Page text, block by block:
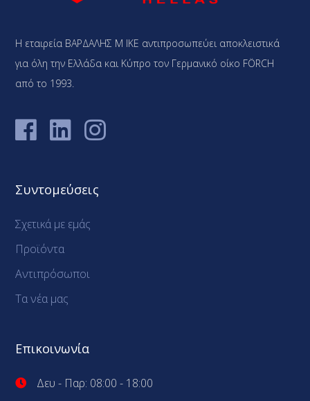
Η εταιρεία ΒΑΡΔΑΛΗΣ Μ ΙΚΕ αντιπροσωπεύει αποκλειστικά
για όλη την Ελλάδα και Κύπρο τον Γερμανικό οίκο FÖRCH
από το 1993.
Συντομεύσεις
Σχετικά με εμάς
Προϊόντα
Αντιπρόσωποι
Τα νέα μας
Επικοινωνία
Δευ - Παρ: 08:00 - 18:00